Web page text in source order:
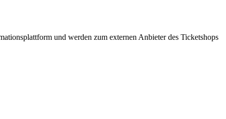
und werden zum externen Anbieter des Ticketshops